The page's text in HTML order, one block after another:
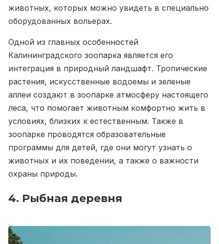
животных, которых можно увидеть в специально
оборудованных вольерах.
Одной из главных особенностей
Калининградского зоопарка является его
интеграция в природный ландшафт. Тропические
растения, искусственные водоемы и зеленые
аллеи создают в зоопарке атмосферу настоящего
леса, что помогает животным комфортно жить в
условиях, близких к естественным. Также в
зоопарке проводятся образовательные
программы для детей, где они могут узнать о
животных и их поведении, а также о важности
охраны природы.
4. Рыбная деревня